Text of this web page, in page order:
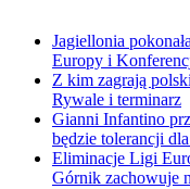
Jagiellonia
Europy i
Z kim zagrają
Rywale i terminarz
Gianni Infantino
będzie tolerancji
Eliminacje Ligi
Górnik zachowuje